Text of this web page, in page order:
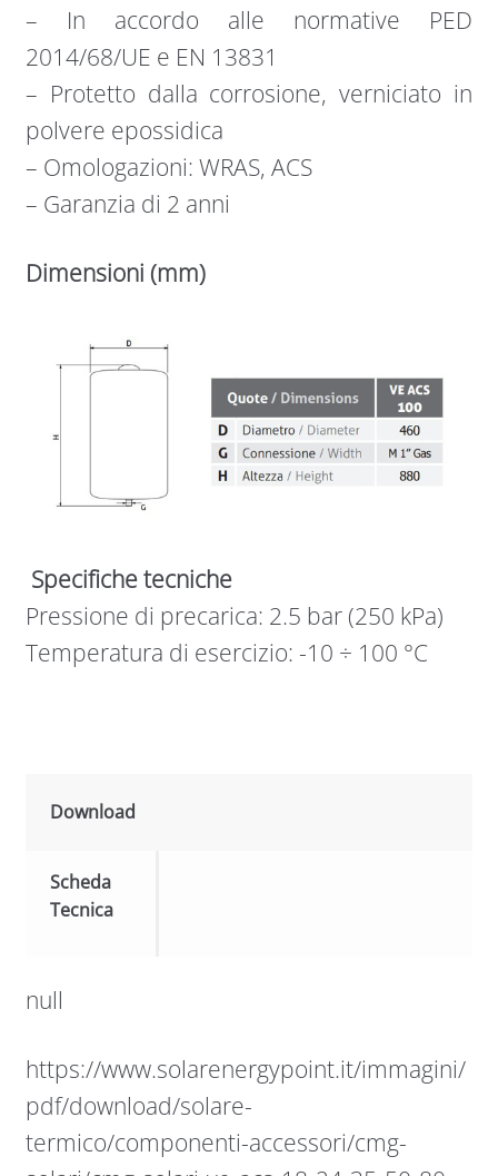
– In accordo alle normative PED
2014/68/UE e EN 13831
– Protetto dalla corrosione, verniciato in
polvere epossidica
– Omologazioni: WRAS, ACS
– Garanzia di 2 anni
Dimensioni (mm)
Specifiche tecniche
Pressione di precarica: 2.5 bar (250 kPa)
Temperatura di esercizio: -10 ÷ 100 °C
Download
Scheda
Tecnica
null
https://www.solarenergypoint.it/immagini/
pdf/download/solare-
termico/componenti-accessori/cmg-